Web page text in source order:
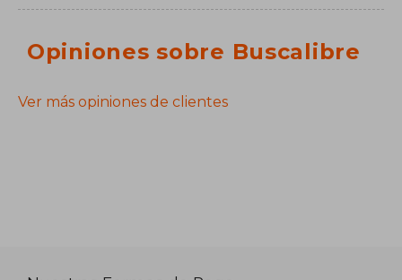
Opiniones sobre Buscalibre
Ver más opiniones de clientes